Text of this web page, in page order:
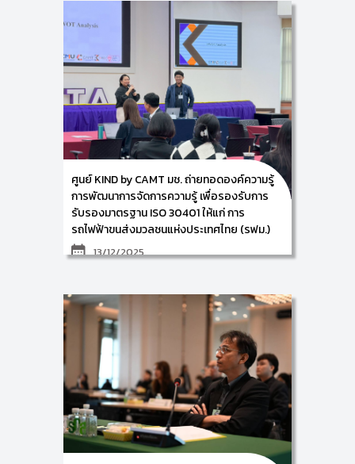
and Innovation Development: KIND) วิทยาลัยศิลปะ
สื่อ และเทคโนโลยี มหาวิทยาลัยเชียงใหม่ ร่วมกับ ธนาคาร
เพื่อการเกษตรและสหกรณ์การเกษตร (ธ.ก.ส) โดยมี ผู้ช่วย
ศาสตราจารย์ ดร.อัจฉรา คำอักษร ผู้ปฏิบัติหน้าที่ช่วย
คณบดี ด้านการพัฒนาองค์ความรู้และนวัตกรรม/ หัวหน้า
ศูนย์การพัฒนาองค์ความรู้และนวัตกรรม (Knowledge
and Innovation Development: KIND) ดำเนินกิจกรรม
“การฝึกอบรมเชิงปฏิบัติการหัวข้อ เรื่อง การตรวจสอบ
ภายในและเตรียมความพร้อมก่อนการตรวจประเมินเพื่อขอ
คำรับรอง” โดยมีเนื้อหาเกี่ยวกับการตรวจสอบภายใน
การ
จัดทำระเบียบวิธีปฏิบัติ เรื่อง การตรวจประเมินภายใน และ
การจัดทำระเบียบวิธีปฏิบัติ เรื่อง การตรวจสอบแก้ไขและ
ป้องกัน ให้แก่ ผู้บริหาร และบุคลากรตัวแทนจากส่วนงานที่
ร่วมขับเคลื่อนการจัดการความรู้ขององค์กร ทั้งจากฝ่าย
กิจการสาขาภาค และสำนักงานใหญ่ เพื่อพัฒนาความรู้และ
เตรียมพร้อมพัฒนาระบบฯ สู่การรับรองมาตรฐาน ISO
30401 : 2018 ในวันจันทร์ที่ 15 ธันวาคม 2568 ณ ธนาคาร
เพื่อการเกษตรและสหกรณ์การเกษตร (ธ.ก.ส) สำนักงาน
ใหญ่ กรุงเทพมหานคร
ศูนย์ KIND by CAMT มช. ถ่ายทอดองค์ความรู้
การพัฒนาการจัดการความรู้ เพื่อรองรับการ
รับรองมาตรฐาน ISO 30401 ให้แก่ การ
รถไฟฟ้าขนส่งมวลชนแห่งประเทศไทย (รฟม.)
13/12/2025
วิทยาลัยศิลปะ สื่อ และเทคโนโลยี มหาวิทยาลัยเชียงใหม่
ร่วมกับ รฟม. โดยมีผู้ช่วยศาสตราจารย์ ดร.อัจฉรา คำ
อักษร ผู้ปฏิบัติหน้าที่ช่วยคณบดี ด้านการพัฒนาองค์ความ
รู้และการจัดการนวัตกรรม/ หัวหน้าศูนย์การพัฒนาองค์
ความรู้และนวัตกรรม (Knowledge and Innovation
Development: KIND) พร้อมด้วย ผู้ช่วยศาสตราจารย์
ดร.จิรพัฒน์ วานิชวัฒนโกศล และคณะทำงาน ดำเนินการ
จัดอบรมเชิงปฏิบัติการ ภายใต้โครงการการพัฒนาการ
จัดการความรู้เพื่อรองรับการรับรองมาตรฐาน ISO 30401
ให้แก่ ผู้บริหารและบุคลากรตัวแทนจากส่วนงานที่ร่วมขับ
เคลื่อนการจัดการความรู้ของการรถไฟฟ้าขนส่งมวลชน
แห่งประเทศไทย (รฟม.) ณ การรถไฟฟ้าขนส่งมวลชนแห่ง
ประเทศไทย (รฟม.) กรุงเทพมหานคร ระหว่างวันที่ 11-12